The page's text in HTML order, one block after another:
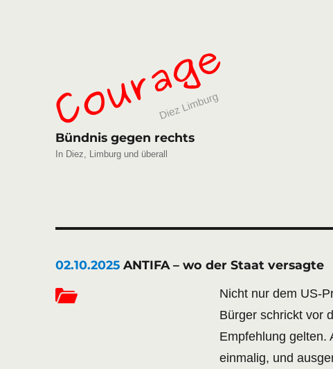
Bündnis gegen rechts
In Diez, Limburg und überall
02.10.2025 ANTIFA – wo der Staat versagte
Nicht nur dem US-
Bürger schrickt vor
Empfehlung gelten.
einmalig, und